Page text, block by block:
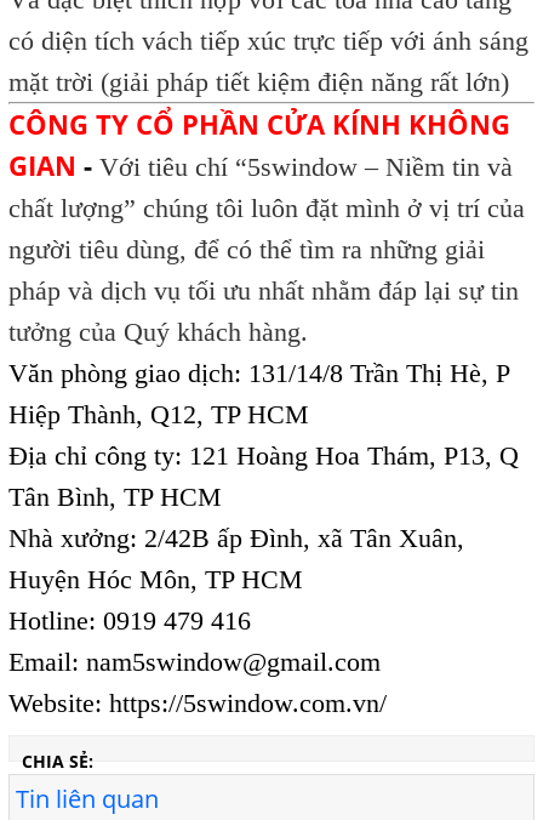
có diện tích vách tiếp xúc trực tiếp với ánh sáng
mặt trời (giải pháp tiết kiệm điện năng rất lớn)
CÔNG TY CỔ PHẦN CỬA KÍNH KHÔNG
GIAN - Với tiêu chí “5swindow – Niềm tin và
chất lượng” chúng tôi luôn đặt mình ở vị trí của
người tiêu dùng, để có thể tìm ra những giải
pháp và dịch vụ tối ưu nhất nhằm đáp lại sự tin
tưởng của Quý khách hàng.
Văn phòng giao dịch: 131/14/8 Trần Thị Hè, P
Hiệp Thành, Q12, TP HCM
Địa chỉ công ty: 121 Hoàng Hoa Thám, P13, Q
Tân Bình, TP HCM
Nhà xưởng: 2/42B ấp Đình, xã Tân Xuân,
Huyện Hóc Môn, TP HCM
Hotline: 0919 479 416
Email: nam5swindow@gmail.com
Website: https://5swindow.com.vn/
CHIA SẺ:
Tin liên quan